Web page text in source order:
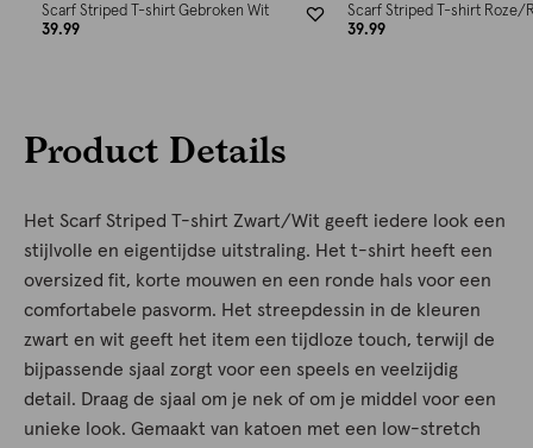
Scarf Striped T-shirt Gebroken Wit
39.99
Scarf Striped T-shirt Roze/
39.99
Product Details
Het Scarf Striped T-shirt Zwart/Wit geeft iedere look een
stijlvolle en eigentijdse uitstraling. Het t-shirt heeft een
oversized fit, korte mouwen en een ronde hals voor een
comfortabele pasvorm. Het streepdessin in de kleuren
zwart en wit geeft het item een tijdloze touch, terwijl de
bijpassende sjaal zorgt voor een speels en veelzijdig
detail. Draag de sjaal om je nek of om je middel voor een
unieke look. Gemaakt van katoen met een low-stretch